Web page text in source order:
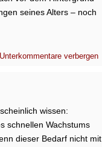
seines Alters – noch
Unterkommentare verbergen
wissen:
schnellen Wachstums
dieser Bedarf nicht mit